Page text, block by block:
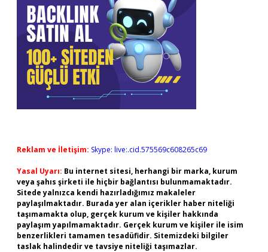
Reklam ve İletişim: Skype: live:.cid.575569c608265c69
Yasal Uyarı: Bu internet sitesi, herhangi bir marka, kurum
veya şahıs şirketi ile hiçbir bağlantısı bulunmamaktadır.
Sitede yalnızca kendi hazırladığımız makaleler
paylaşılmaktadır. Burada yer alan içerikler haber niteliği
taşımamakta olup, gerçek kurum ve kişiler hakkında
paylaşım yapılmamaktadır. Gerçek kurum ve kişiler ile isim
benzerlikleri tamamen tesadüfidir. Sitemizdeki bilgiler
taslak halindedir ve tavsiye niteliği taşımazlar.